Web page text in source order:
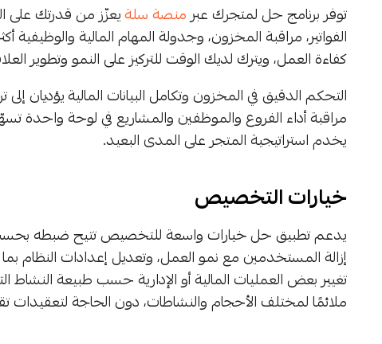
توفر برنامج حل لمتجرك عبرمنصة سلةيعزّز من قدرتك على
الفواتير، مراقبة المخزون، وجدولة المهام المالية
كفاءة العمل، ويترك لديك الوقت للتركيز على النمو وتطوير
التحكم الدقيق في المخزون وتكامل البيانات المالية يؤديان
مراقبة أداء الفروع والموظفين والمشاريع في لوحة
يخدم استراتيجية المتجر على المدى البعيد.
خيارات التخصيص
يدعم تطبيق حل خيارات واسعة للتخصيص تتيح ضبطه
إزالة المستخدمين مع نمو العمل، وتعديل إعدادات النظام بما
تغيير بعض العمليات المالية أو الإدارية حسب طبيعة
ملائمًا لمختلف الأحجام والنشاطات، دون الحاجة لتعقيدات